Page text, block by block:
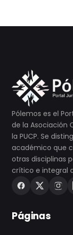
Pólemos es el
de la Asociación
la PUCP. Se
académico que
otras disciplinas
crítico e integral
Páginas